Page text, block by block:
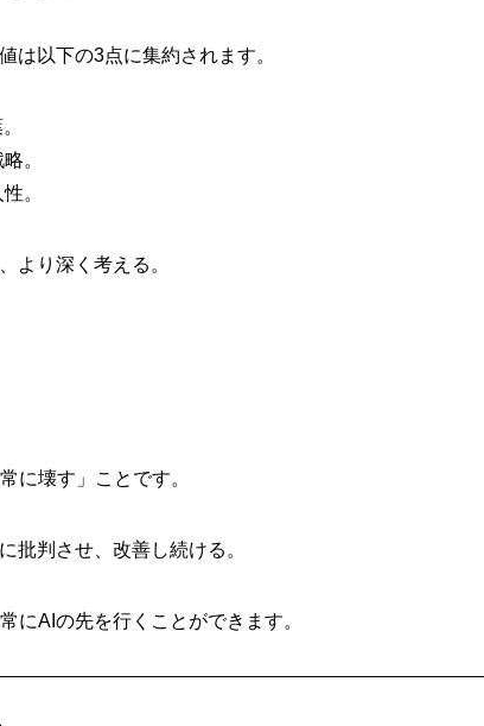
は以下の3点に集約されます。
。
。
より深く考える。
に壊す」ことです。
批判させ、改善し続ける。
にAIの先を行くことができます。